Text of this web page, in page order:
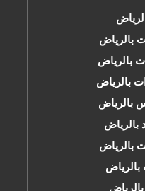
بالرياض
بالرياض
بالرياض
بالرياض
بالرياض